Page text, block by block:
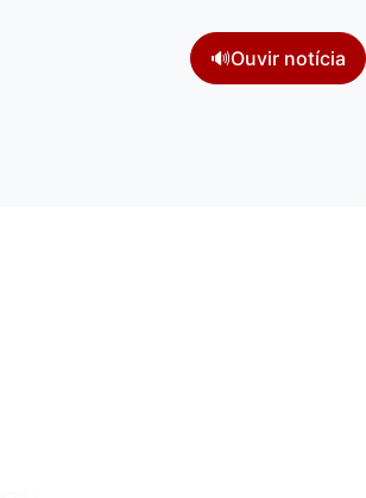
🔊Ouvir notícia